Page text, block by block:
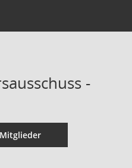
-
Mitglieder